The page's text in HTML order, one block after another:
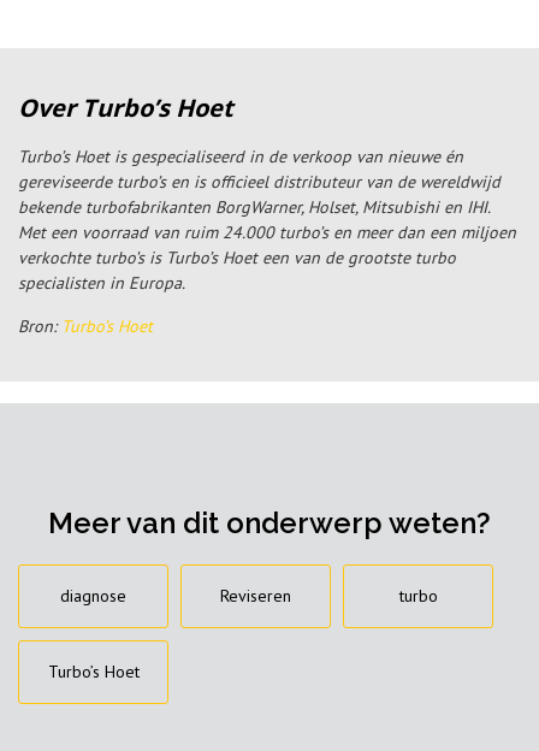
Over Turbo’s Hoet
Turbo’s Hoet is gespecialiseerd in de verkoop van nieuwe én
gereviseerde turbo’s en is officieel distributeur van de wereldwijd
bekende turbofabrikanten BorgWarner, Holset, Mitsubishi en IHI.
Met een voorraad van ruim 24.000 turbo’s en meer dan een miljoen
verkochte turbo’s is Turbo’s Hoet een van de grootste turbo
specialisten in Europa.
Bron: Turbo’s Hoet
Meer van dit onderwerp weten?
diagnose Reviseren turbo
Turbo’s Hoet